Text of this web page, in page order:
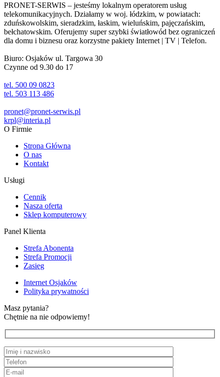
PRONET-SERWIS – jesteśmy lokalnym operatorem usług
telekomunikacyjnych. Działamy w woj. łódzkim, w powiatach:
zduńskowolskim, sieradzkim, łaskim, wieluńskim, pajęczańskim,
bełchatowskim. Oferujemy super szybki światłowód bez ograniczeń
dla domu i biznesu oraz korzystne pakiety Internet | TV | Telefon.
Biuro: Osjaków ul. Targowa 30
Czynne od 9.30 do 17
tel. 500 09 0823
tel. 503 113 486
pronet@pronet-serwis.pl
krpl@interia.pl
O Firmie
Strona Główna
O nas
Kontakt
Usługi
Cennik
Nasza oferta
Sklep komputerowy
Panel Klienta
Strefa Abonenta
Strefa Promocji
Zasięg
Internet Osjaków
Polityka prywatności
Masz pytania?
Chętnie na nie odpowiemy!